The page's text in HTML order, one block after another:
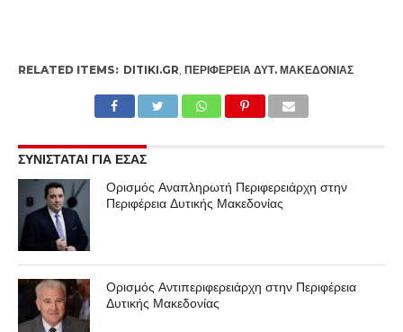
RELATED ITEMS: DITIKI.GR, ΠΕΡΙΦΈΡΕΙΑ ΔΥΤ. ΜΑΚΕΔΟΝΊΑΣ
ΣΥΝΙΣΤΑΤΑΙ ΓΙΑ ΕΣΑΣ
Ορισμός Αναπληρωτή Περιφερειάρχη στην
Περιφέρεια Δυτικής Μακεδονίας
Ορισμός Αντιπεριφερειάρχη στην Περιφέρεια
Δυτικής Μακεδονίας